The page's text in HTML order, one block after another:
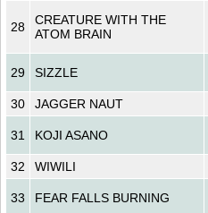
28
CREATURE WITH THE
ATOM BRAIN
29 SIZZLE
30
JAGGER NAUT
31 KOJI ASANO
32
WIWILI
33 FEAR FALLS BURNING